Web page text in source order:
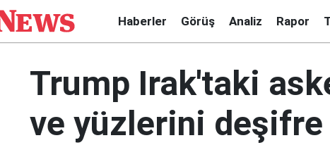
Haberler Görüş Analiz Rapor
Trump Irak'taki
ve yüzlerini